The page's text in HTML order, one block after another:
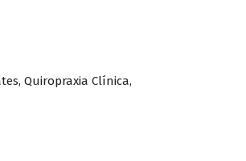
, Quiropraxia Clínica,